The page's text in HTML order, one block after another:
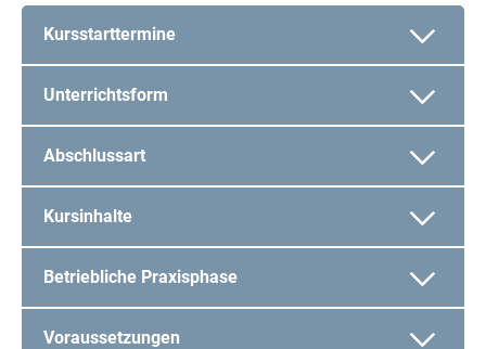
Kursstarttermine
Unterrichtsform
Abschlussart
Kursinhalte
Betriebliche Praxisphase
Voraussetzungen